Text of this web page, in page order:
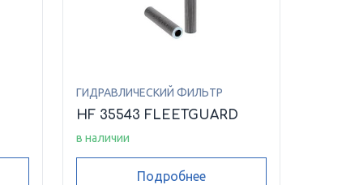
ГИДРАВЛИЧЕСКИЙ ФИЛЬТР
HF 35543 FLEETGUARD
в наличии
Подробнее